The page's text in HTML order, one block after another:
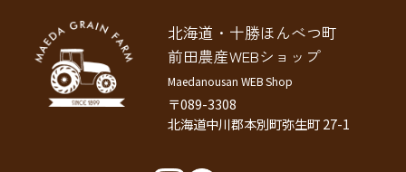
北海道・十勝ほんべつ町
前田農産WEBショップ
Maedanousan WEB Shop
〒089-3308
北海道中川郡本別町弥生町 27-1